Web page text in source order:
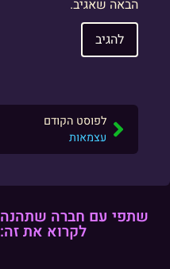
הבאה שאגיב.
לפוסט הקודם
עצמאות
שתפי עם חברה שתהנה
לקרוא את זה: